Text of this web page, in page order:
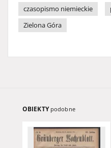
czasopismo niemieckie
Zielona Góra
OBIEKTY podobne